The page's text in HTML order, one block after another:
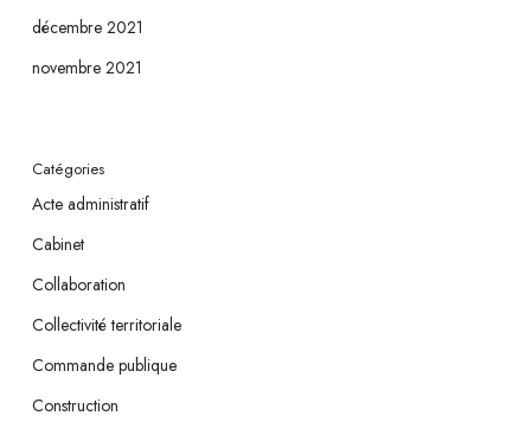
décembre 2021
novembre 2021
Catégories
Acte administratif
Cabinet
Collaboration
Collectivité territoriale
Commande publique
Construction